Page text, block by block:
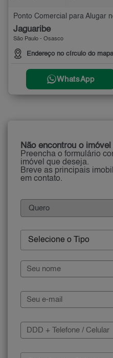
Jaguaribe
São Paulo - Osasco
Endereço no círculo do mapa
WhatsApp
Não encontrou o
Preencha o formulário
imóvel que deseja.
Breve as principais
em contato.
Selecione o Tipo